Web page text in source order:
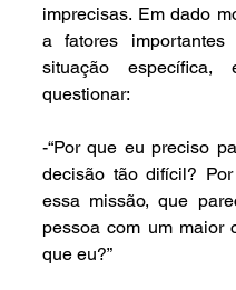
imprecisas. Em dado
a fatores
situação
questionar:
-“Por que eu preciso
decisão tão difícil?
essa missão, que
pessoa com um maior
que eu?”